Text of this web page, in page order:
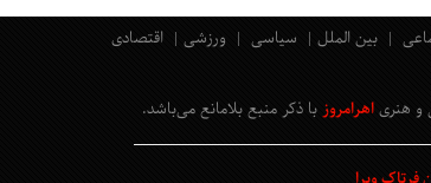
بین الملل سیاسی ورزشی اقتصادی
و هنری اهرامروز با ذکر منبع بلامانع می‌باشد.